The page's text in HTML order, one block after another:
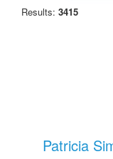
Results: 3415
Patricia